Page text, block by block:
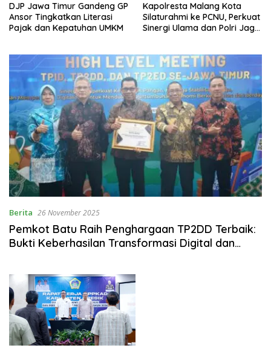
DJP Jawa Timur Gandeng GP
Ansor Tingkatkan Literasi
Pajak dan Kepatuhan UMKM
Kapolresta Malang Kota
Silaturahmi ke PCNU, Perkuat
Sinergi Ulama dan Polri Jaga
Berita 26 November 2025
Pemkot Batu Raih Penghargaan TP2DD Terbaik:
Bukti Keberhasilan Transformasi Digital dan